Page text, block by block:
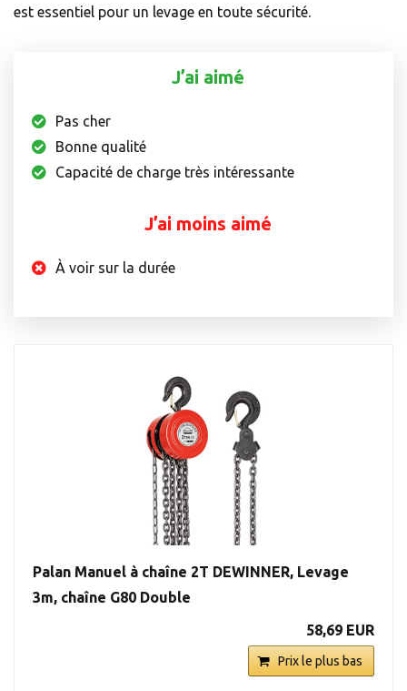
est essentiel pour un levage en toute sécurité.
J’ai aimé
Pas cher
Bonne qualité
Capacité de charge très intéressante
J’ai moins aimé
À voir sur la durée
Palan Manuel à chaîne 2T DEWINNER, Levage
3m, chaîne G80 Double
58,69 EUR
Prix le plus bas